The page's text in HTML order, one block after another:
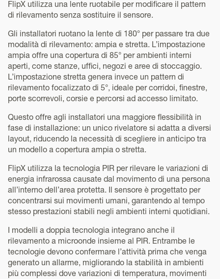
FlipX utilizza una lente ruotabile per modificare il pattern
di rilevamento senza sostituire il sensore.
Gli installatori ruotano la lente di 180° per passare tra due
modalità di rilevamento: ampia e stretta. L’impostazione
ampia offre una copertura di 85° per ambienti interni
aperti, come stanze, uffici, negozi e aree di stoccaggio.
L’impostazione stretta genera invece un pattern di
rilevamento focalizzato di 5°, ideale per corridoi, finestre,
porte scorrevoli, corsie e percorsi ad accesso limitato.
Questo offre agli installatori una maggiore flessibilità in
fase di installazione: un unico rivelatore si adatta a diversi
layout, riducendo la necessità di scegliere in anticipo tra
un modello a copertura ampia o stretta.
FlipX utilizza la tecnologia PIR per rilevare le variazioni di
energia infrarossa causate dal movimento di una persona
all’interno dell’area protetta. Il sensore è progettato per
concentrarsi sui movimenti umani, garantendo al tempo
stesso prestazioni stabili negli ambienti interni quotidiani.
I modelli a doppia tecnologia integrano anche il
rilevamento a microonde insieme al PIR. Entrambe le
tecnologie devono confermare l’attività prima che venga
generato un allarme, migliorando la stabilità in ambienti
più complessi dove variazioni di temperatura, movimenti